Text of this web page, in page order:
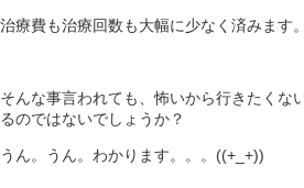
治療費も治療回数も大幅に少なく済みます。
そんな事言われても、怖いから行きたくな
るのではないでしょうか？
うん。うん。わかります。。。((+_+))